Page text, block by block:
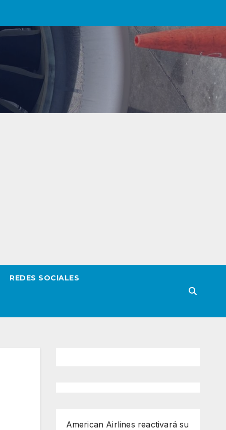
REDES SOCIALES
American Airlines reactivará su